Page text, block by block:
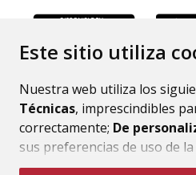
Este sitio utiliza
Nuestra web utiliza los
Técnicas, imprescindibles
correctamente; De
sus preferencias de uso de la
mejorar el funcionamiento